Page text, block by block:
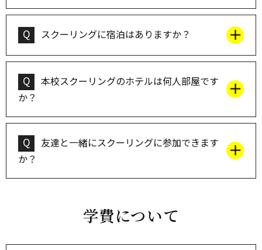
Q スクーリングに宿泊はありますか？
Q
本校スクーリングのホテルは何人部屋です
か？
Q
友達と一緒にスクーリングに参加できます
か？
学費について